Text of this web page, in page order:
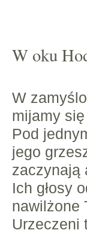
W oku
W
mijamy
Pod
jego
zaczynają
Ich głosy
nawilżone
Urzeczeni